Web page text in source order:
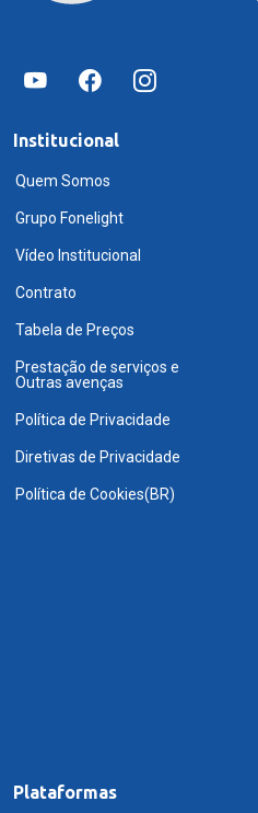
Institucional
Quem Somos
Grupo Fonelight
Vídeo Institucional
Contrato
Tabela de Preços
Prestação de serviços e
Outras avenças
Política de Privacidade
Diretivas de Privacidade
Política de Cookies(BR)
Plataformas